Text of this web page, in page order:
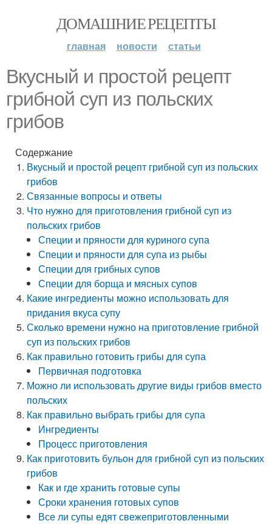
ДОМАШНИЕ РЕЦЕПТЫ
главная новости статьи
Вкусный и простой рецепт
грибной суп из польских
грибов
Содержание
Вкусный и простой рецепт грибной суп из польских
грибов
Связанные вопросы и ответы
Что нужно для приготовления грибной суп из
польских грибов
Специи и пряности для куриного супа
Специи и пряности для супа из рыбы
Специи для грибных супов
Специи для борща и мясных супов
Какие ингредиенты можно использовать для
придания вкуса супу
Сколько времени нужно на приготовление грибной
суп из польских грибов
Как правильно готовить грибы для супа
Первичная подготовка
Можно ли использовать другие виды грибов вместо
польских
Как правильно выбрать грибы для супа
Ингредиенты
Процесс приготовления
Как приготовить бульон для грибной суп из польских
грибов
Как и где хранить готовые супы
Сроки хранения готовых супов
Все ли супы едят свежеприготовленными